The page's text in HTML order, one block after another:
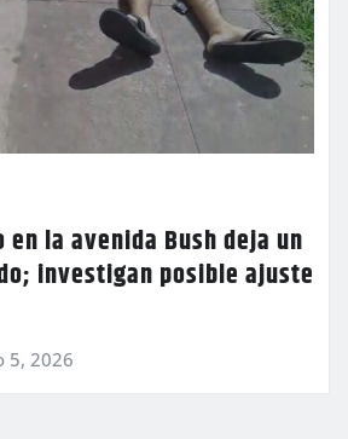
en la avenida Bush deja un
investigan posible ajuste
5, 2026